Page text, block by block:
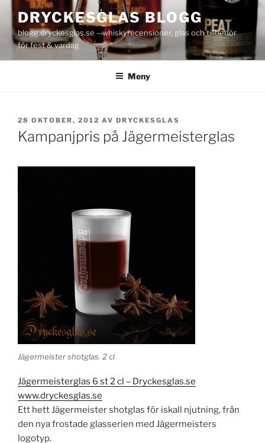
innehåll
DRYCKESGLAS BLOGG
blogg.dryckesglas.se – whiskyrecensioner, glas och tillbehör
för fest & vardag
Meny
PUBLICERAT
28 OKTOBER, 2012 AV DRYCKESGLAS
Kampanjpris på Jägermeisterglas
Jägermeister shotglas. 2 cl
Jägermeisterglas 6 st 2 cl – Dryckesglas.se
www.dryckesglas.se
Ett hett Jägermeister shotglas för iskall njutning, från
den nya frostade glasserien med Jägermeisters
logotyp.